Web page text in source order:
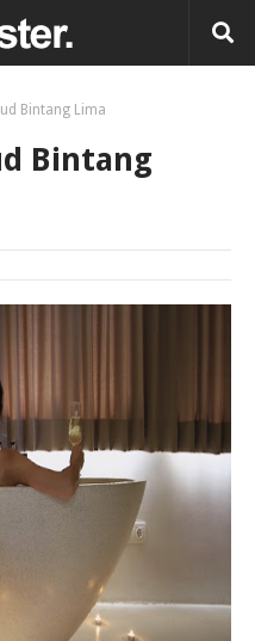
Bintang Lima
Bintang